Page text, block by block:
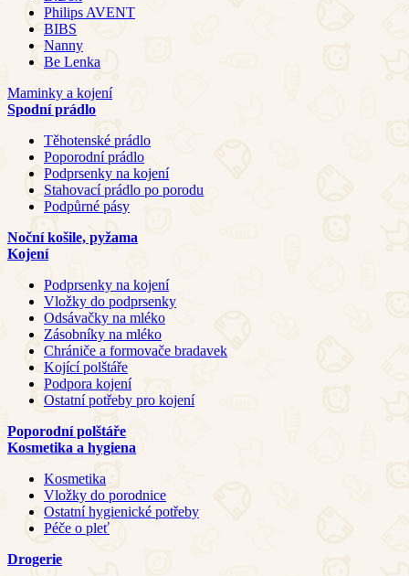
Philips AVENT
BIBS
Nanny
Be Lenka
Maminky a kojení
Spodní prádlo
Těhotenské prádlo
Poporodní prádlo
Podprsenky na kojení
Stahovací prádlo po porodu
Podpůrné pásy
Noční košile, pyžama
Kojení
Podprsenky na kojení
Vložky do podprsenky
Odsávačky na mléko
Zásobníky na mléko
Chrániče a formovače bradavek
Kojící polštáře
Podpora kojení
Ostatní potřeby pro kojení
Poporodní polštáře
Kosmetika a hygiena
Kosmetika
Vložky do porodnice
Ostatní hygienické potřeby
Péče o pleť
Drogerie